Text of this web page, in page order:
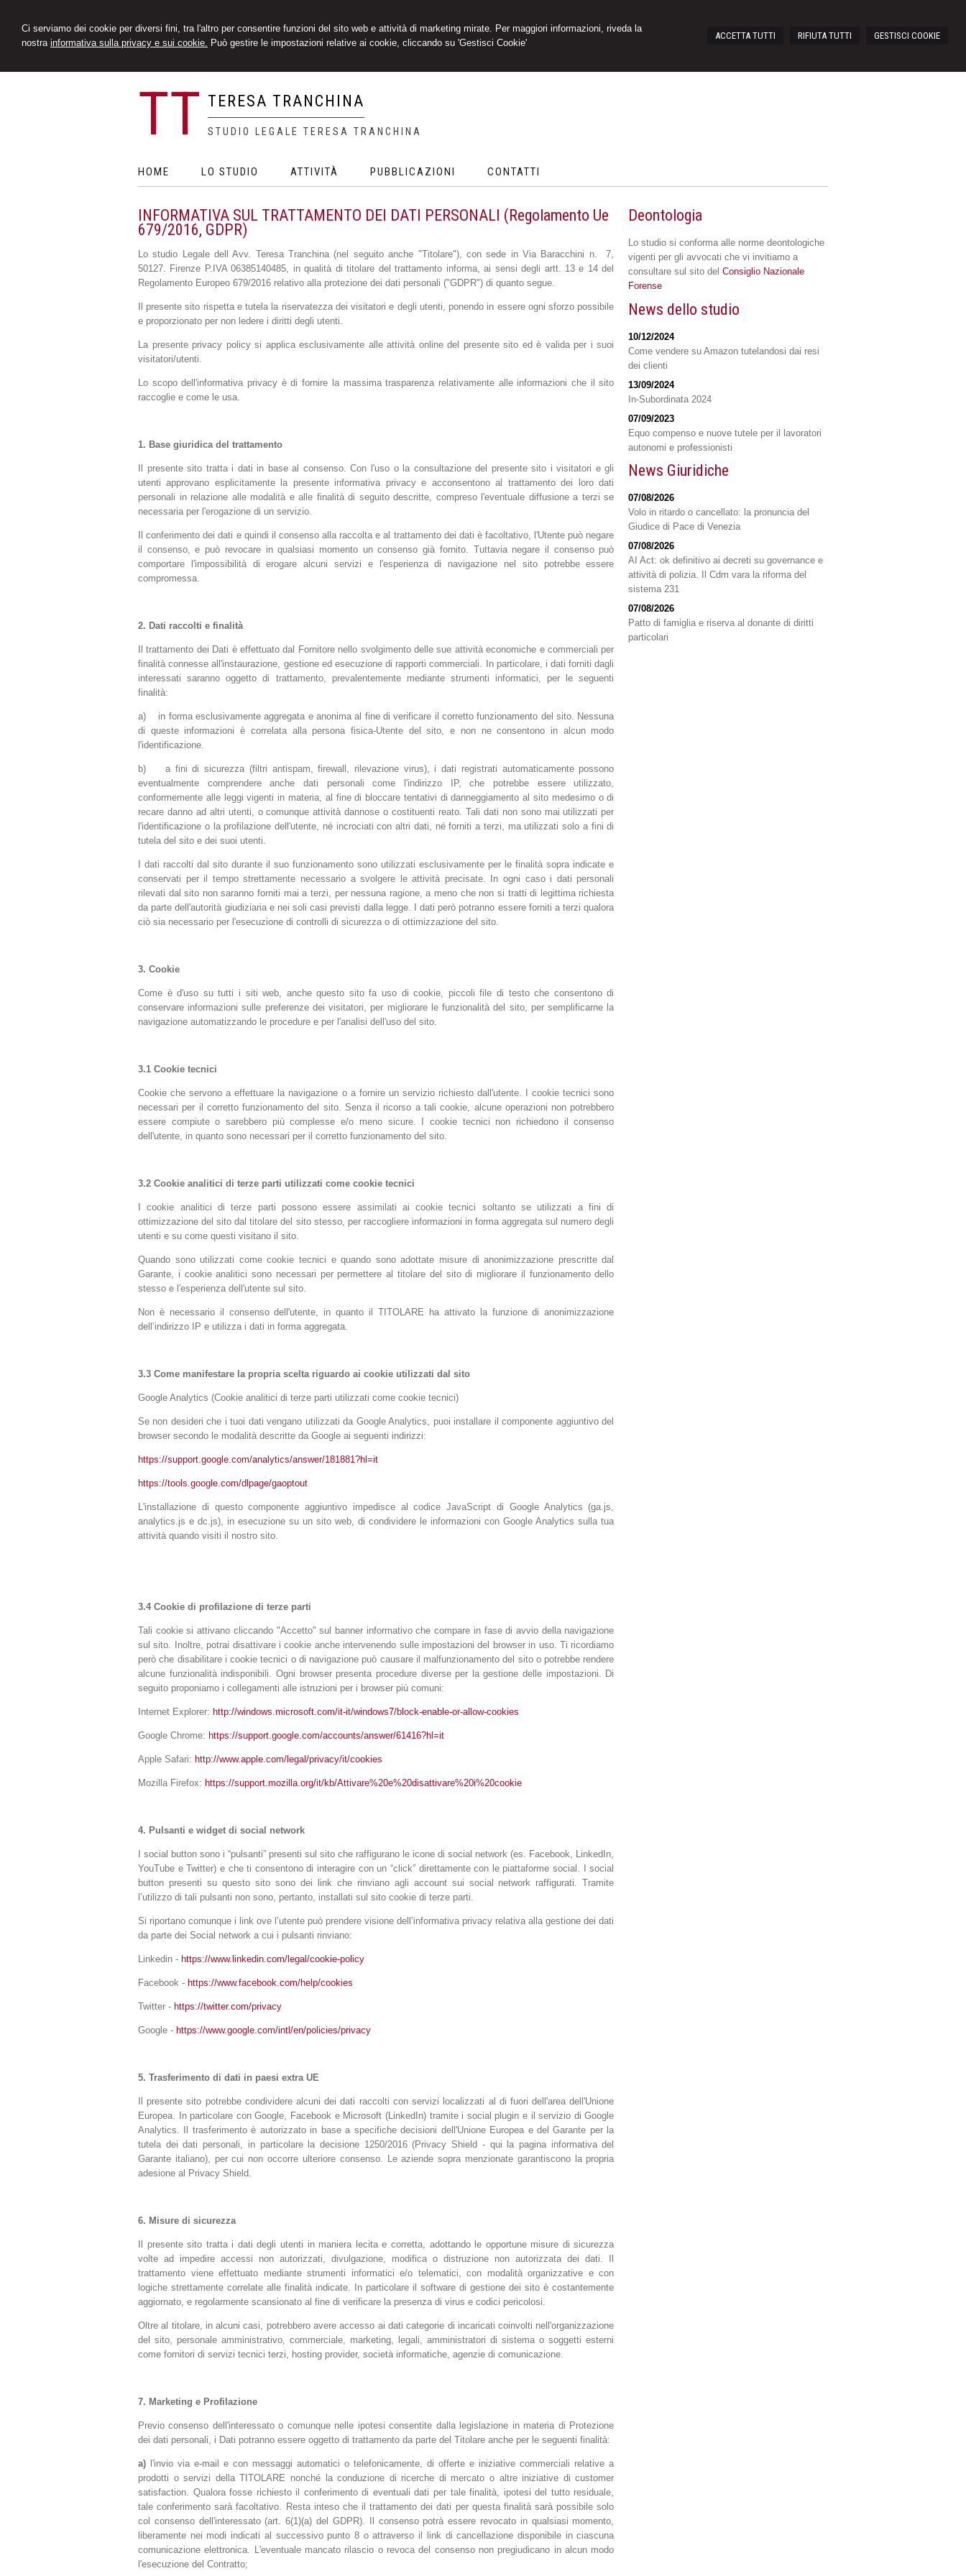
Ci serviamo dei cookie per diversi fini, tra l'altro per consentire funzioni del sito web e attività di marketing mirate. Per maggiori informazioni, riveda la
nostra informativa sulla privacy e sui cookie. Può gestire le impostazioni relative ai cookie, cliccando su 'Gestisci Cookie'
ACCETTA TUTTI RIFIUTA TUTTI GESTISCI COOKIE
TT TERESA TRANCHINA
STUDIO LEGALE TERESA TRANCHINA
HOME LO STUDIO ATTIVITÀ PUBBLICAZIONI CONTATTI
INFORMATIVA SUL TRATTAMENTO DEI DATI PERSONALI (Regolamento Ue
679/2016, GDPR)
Lo studio Legale dell Avv. Teresa Tranchina (nel seguito anche "Titolare"), con sede in Via Baracchini n. 7,
50127. Firenze P.IVA 06385140485, in qualità di titolare del trattamento informa, ai sensi degli artt. 13 e 14 del
Regolamento Europeo 679/2016 relativo alla protezione dei dati personali ("GDPR") di quanto segue.
Il presente sito rispetta e tutela la riservatezza dei visitatori e degli utenti, ponendo in essere ogni sforzo possibile
e proporzionato per non ledere i diritti degli utenti.
La presente privacy policy si applica esclusivamente alle attività online del presente sito ed è valida per i suoi
visitatori/utenti.
Lo scopo dell'informativa privacy è di fornire la massima trasparenza relativamente alle informazioni che il sito
raccoglie e come le usa.
1. Base giuridica del trattamento
Il presente sito tratta i dati in base al consenso. Con l'uso o la consultazione del presente sito i visitatori e gli
utenti approvano esplicitamente la presente informativa privacy e acconsentono al trattamento dei loro dati
personali in relazione alle modalità e alle finalità di seguito descritte, compreso l'eventuale diffusione a terzi se
necessaria per l'erogazione di un servizio.
Il conferimento dei dati e quindi il consenso alla raccolta e al trattamento dei dati è facoltativo, l'Utente può negare
il consenso, e può revocare in qualsiasi momento un consenso già fornito. Tuttavia negare il consenso può
comportare l'impossibilità di erogare alcuni servizi e l'esperienza di navigazione nel sito potrebbe essere
compromessa.
2. Dati raccolti e finalità
Il trattamento dei Dati è effettuato dal Fornitore nello svolgimento delle sue attività economiche e commerciali per
finalità connesse all'instaurazione, gestione ed esecuzione di rapporti commerciali. In particolare, i dati forniti dagli
interessati saranno oggetto di trattamento, prevalentemente mediante strumenti informatici, per le seguenti
finalità:
a) in forma esclusivamente aggregata e anonima al fine di verificare il corretto funzionamento del sito. Nessuna
di queste informazioni è correlata alla persona fisica-Utente del sito, e non ne consentono in alcun modo
l'identificazione.
b) a fini di sicurezza (filtri antispam, firewall, rilevazione virus), i dati registrati automaticamente possono
eventualmente comprendere anche dati personali come l'indirizzo IP, che potrebbe essere utilizzato,
conformemente alle leggi vigenti in materia, al fine di bloccare tentativi di danneggiamento al sito medesimo o di
recare danno ad altri utenti, o comunque attività dannose o costituenti reato. Tali dati non sono mai utilizzati per
l'identificazione o la profilazione dell'utente, né incrociati con altri dati, né forniti a terzi, ma utilizzati solo a fini di
tutela del sito e dei suoi utenti.
I dati raccolti dal sito durante il suo funzionamento sono utilizzati esclusivamente per le finalità sopra indicate e
conservati per il tempo strettamente necessario a svolgere le attività precisate. In ogni caso i dati personali
rilevati dal sito non saranno forniti mai a terzi, per nessuna ragione, a meno che non si tratti di legittima richiesta
da parte dell'autorità giudiziaria e nei soli casi previsti dalla legge. I dati però potranno essere forniti a terzi qualora
ciò sia necessario per l'esecuzione di controlli di sicurezza o di ottimizzazione del sito.
3. Cookie
Come è d'uso su tutti i siti web, anche questo sito fa uso di cookie, piccoli file di testo che consentono di
conservare informazioni sulle preferenze dei visitatori, per migliorare le funzionalità del sito, per semplificarne la
navigazione automatizzando le procedure e per l'analisi dell'uso del sito.
3.1 Cookie tecnici
Cookie che servono a effettuare la navigazione o a fornire un servizio richiesto dall'utente. I cookie tecnici sono
necessari per il corretto funzionamento del sito. Senza il ricorso a tali cookie, alcune operazioni non potrebbero
essere compiute o sarebbero più complesse e/o meno sicure. I cookie tecnici non richiedono il consenso
dell'utente, in quanto sono necessari per il corretto funzionamento del sito.
3.2 Cookie analitici di terze parti utilizzati come cookie tecnici
I cookie analitici di terze parti possono essere assimilati ai cookie tecnici soltanto se utilizzati a fini di
ottimizzazione del sito dal titolare del sito stesso, per raccogliere informazioni in forma aggregata sul numero degli
utenti e su come questi visitano il sito.
Quando sono utilizzati come cookie tecnici e quando sono adottate misure di anonimizzazione prescritte dal
Garante, i cookie analitici sono necessari per permettere al titolare del sito di migliorare il funzionamento dello
stesso e l'esperienza dell'utente sul sito.
Non è necessario il consenso dell'utente, in quanto il TITOLARE ha attivato la funzione di anonimizzazione
dell’indirizzo IP e utilizza i dati in forma aggregata.
3.3 Come manifestare la propria scelta riguardo ai cookie utilizzati dal sito
Google Analytics (Cookie analitici di terze parti utilizzati come cookie tecnici)
Se non desideri che i tuoi dati vengano utilizzati da Google Analytics, puoi installare il componente aggiuntivo del
browser secondo le modalità descritte da Google ai seguenti indirizzi:
https://support.google.com/analytics/answer/181881?hl=it
https://tools.google.com/dlpage/gaoptout
L'installazione di questo componente aggiuntivo impedisce al codice JavaScript di Google Analytics (ga.js,
analytics.js e dc.js), in esecuzione su un sito web, di condividere le informazioni con Google Analytics sulla tua
attività quando visiti il nostro sito.
3.4 Cookie di profilazione di terze parti
Tali cookie si attivano cliccando "Accetto" sul banner informativo che compare in fase di avvio della navigazione
sul sito. Inoltre, potrai disattivare i cookie anche intervenendo sulle impostazioni del browser in uso. Ti ricordiamo
però che disabilitare i cookie tecnici o di navigazione può causare il malfunzionamento del sito o potrebbe rendere
alcune funzionalità indisponibili. Ogni browser presenta procedure diverse per la gestione delle impostazioni. Di
seguito proponiamo i collegamenti alle istruzioni per i browser più comuni:
Internet Explorer: http://windows.microsoft.com/it-it/windows7/block-enable-or-allow-cookies
Google Chrome: https://support.google.com/accounts/answer/61416?hl=it
Apple Safari: http://www.apple.com/legal/privacy/it/cookies
Mozilla Firefox: https://support.mozilla.org/it/kb/Attivare%20e%20disattivare%20i%20cookie
4. Pulsanti e widget di social network
I social button sono i “pulsanti” presenti sul sito che raffigurano le icone di social network (es. Facebook, LinkedIn,
YouTube e Twitter) e che ti consentono di interagire con un “click” direttamente con le piattaforme social. I social
button presenti su questo sito sono dei link che rinviano agli account sui social network raffigurati. Tramite
l’utilizzo di tali pulsanti non sono, pertanto, installati sul sito cookie di terze parti.
Si riportano comunque i link ove l’utente può prendere visione dell’informativa privacy relativa alla gestione dei dati
da parte dei Social network a cui i pulsanti rinviano:
Linkedin - https://www.linkedin.com/legal/cookie-policy
Facebook - https://www.facebook.com/help/cookies
Twitter - https://twitter.com/privacy
Google - https://www.google.com/intl/en/policies/privacy
5. Trasferimento di dati in paesi extra UE
Il presente sito potrebbe condividere alcuni dei dati raccolti con servizi localizzati al di fuori dell'area dell'Unione
Europea. In particolare con Google, Facebook e Microsoft (LinkedIn) tramite i social plugin e il servizio di Google
Analytics. Il trasferimento è autorizzato in base a specifiche decisioni dell'Unione Europea e del Garante per la
tutela dei dati personali, in particolare la decisione 1250/2016 (Privacy Shield - qui la pagina informativa del
Garante italiano), per cui non occorre ulteriore consenso. Le aziende sopra menzionate garantiscono la propria
adesione al Privacy Shield.
6. Misure di sicurezza
Il presente sito tratta i dati degli utenti in maniera lecita e corretta, adottando le opportune misure di sicurezza
volte ad impedire accessi non autorizzati, divulgazione, modifica o distruzione non autorizzata dei dati. Il
trattamento viene effettuato mediante strumenti informatici e/o telematici, con modalità organizzative e con
logiche strettamente correlate alle finalità indicate. In particolare il software di gestione dei sito è costantemente
aggiornato, e regolarmente scansionato al fine di verificare la presenza di virus e codici pericolosi.
Oltre al titolare, in alcuni casi, potrebbero avere accesso ai dati categorie di incaricati coinvolti nell'organizzazione
del sito, personale amministrativo, commerciale, marketing, legali, amministratori di sistema o soggetti esterni
come fornitori di servizi tecnici terzi, hosting provider, società informatiche, agenzie di comunicazione.
7. Marketing e Profilazione
Previo consenso dell'interessato o comunque nelle ipotesi consentite dalla legislazione in materia di Protezione
dei dati personali, i Dati potranno essere oggetto di trattamento da parte del Titolare anche per le seguenti finalità:
a) l'invio via e-mail e con messaggi automatici o telefonicamente, di offerte e iniziative commerciali relative a
prodotti o servizi della TITOLARE nonché la conduzione di ricerche di mercato o altre iniziative di customer
satisfaction. Qualora fosse richiesto il conferimento di eventuali dati per tale finalità, ipotesi del tutto residuale,
tale conferimento sarà facoltativo. Resta inteso che il trattamento dei dati per questa finalità sarà possibile solo
col consenso dell'interessato (art. 6(1)(a) del GDPR). Il consenso potrà essere revocato in qualsiasi momento,
liberamente nei modi indicati al successivo punto 8 o attraverso il link di cancellazione disponibile in ciascuna
comunicazione elettronica. L'eventuale mancato rilascio o revoca del consenso non pregiudicano in alcun modo
l'esecuzione del Contratto;
Deontologia
Lo studio si conforma alle norme deontologiche
vigenti per gli avvocati che vi invitiamo a
consultare sul sito del Consiglio Nazionale
Forense
News dello studio
10/12/2024
Come vendere su Amazon tutelandosi dai resi
dei clienti
13/09/2024
In-Subordinata 2024
07/09/2023
Equo compenso e nuove tutele per il lavoratori
autonomi e professionisti
News Giuridiche
07/08/2026
Volo in ritardo o cancellato: la pronuncia del
Giudice di Pace di Venezia
07/08/2026
AI Act: ok definitivo ai decreti su governance e
attività di polizia. Il Cdm vara la riforma del
sistema 231
07/08/2026
Patto di famiglia e riserva al donante di diritti
particolari